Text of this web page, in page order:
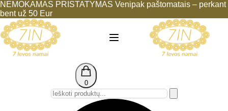
NEMOKAMAS PRISTATYMAS Venipak paštomatais – perkant
bent už 50 Eur
0